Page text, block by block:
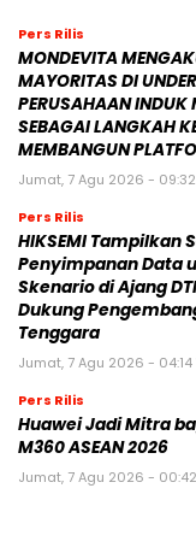
Pers Rilis
MONDEVITA
MAYORITAS DI
PERUSAHAAN INDUK
SEBAGAI LANGKAH
MEMBANGUN
Jumat, 7 Agu 2026 - 09:32
Pers Rilis
HIKSEMI Tampilkan
Penyimpanan Data
Skenario di Ajang
Dukung
Tenggara
Jumat, 7 Agu 2026 - 04:14
Pers Rilis
Huawei Jadi Mitra
M360 ASEAN 2026
Jumat, 7 Agu 2026 -